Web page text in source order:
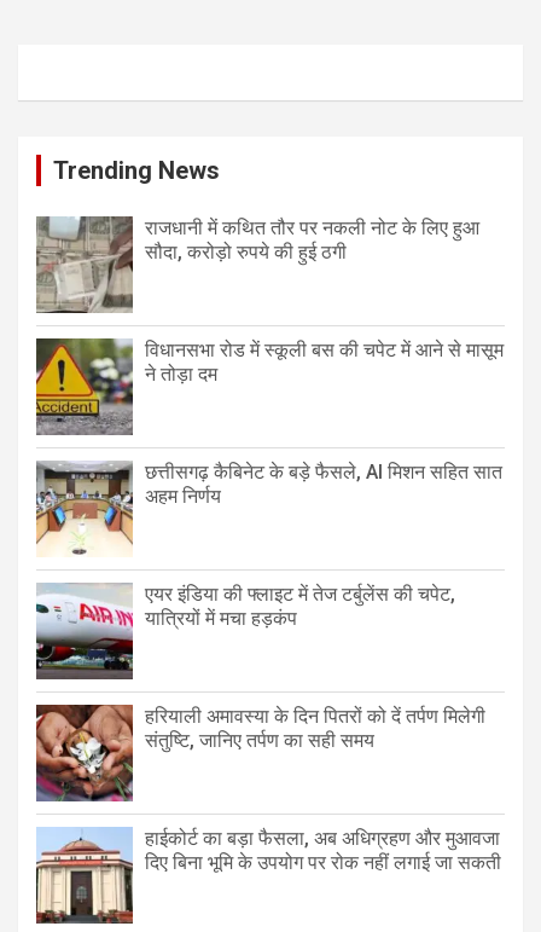
Trending News
राजधानी में कथित तौर पर नकली नोट के लिए हुआ
सौदा, करोड़ो रुपये की हुई ठगी
विधानसभा रोड में स्कूली बस की चपेट में आने से मासूम
ने तोड़ा दम
छत्तीसगढ़ कैबिनेट के बड़े फैसले, AI मिशन सहित सात
अहम निर्णय
एयर इंडिया की फ्लाइट में तेज टर्बुलेंस की चपेट,
यात्रियों में मचा हड़कंप
हरियाली अमावस्या के दिन पितरों को दें तर्पण मिलेगी
संतुष्टि, जानिए तर्पण का सही समय
हाईकोर्ट का बड़ा फैसला, अब अधिग्रहण और मुआवजा
दिए बिना भूमि के उपयोग पर रोक नहीं लगाई जा सकती